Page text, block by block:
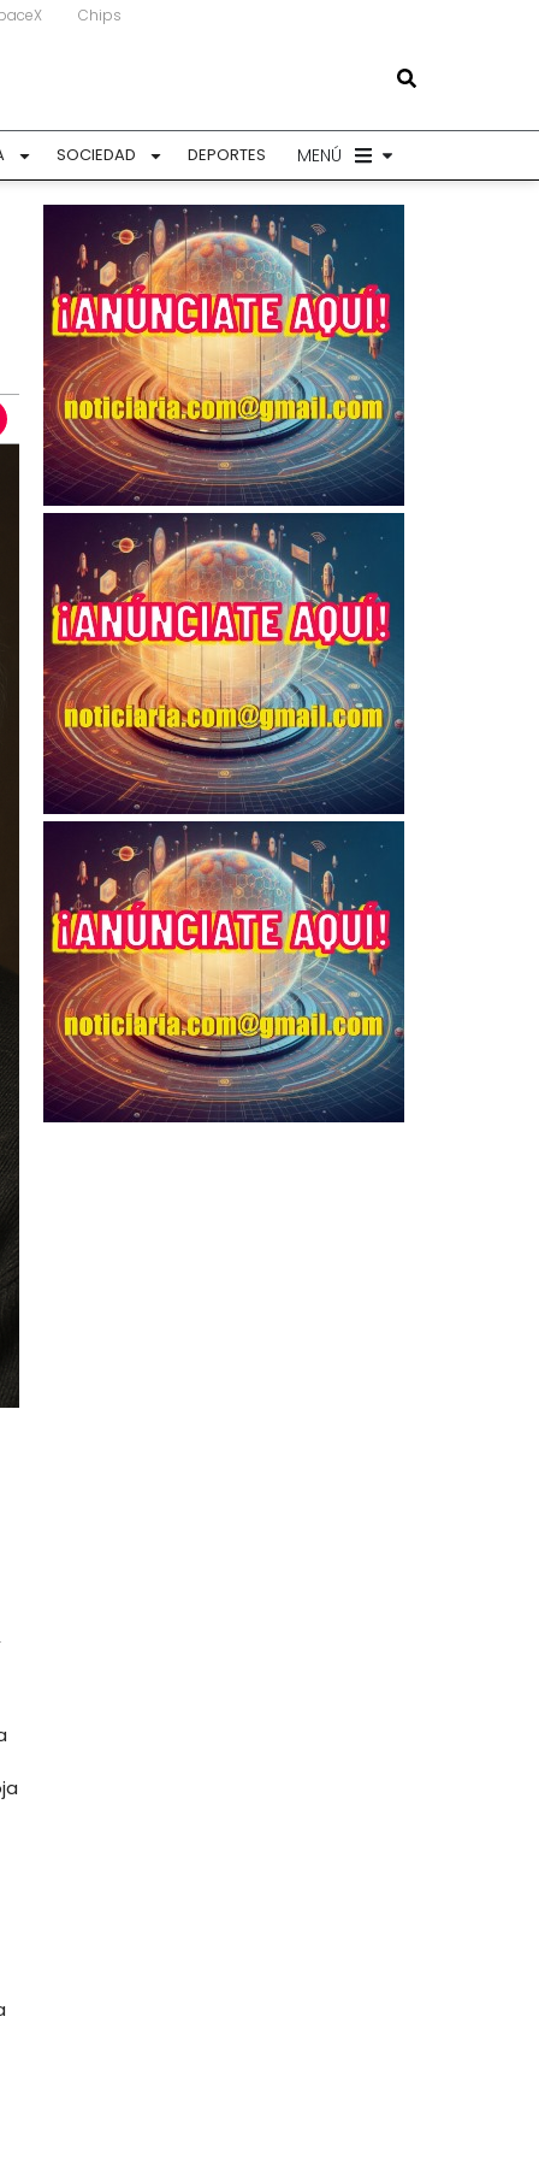
Chips
SOCIEDAD DEPORTES MENÚ